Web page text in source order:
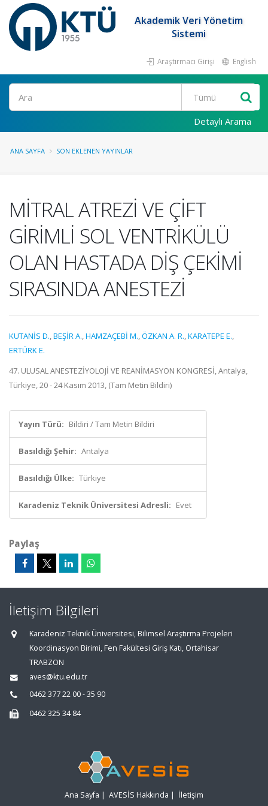
Akademik Veri Yönetim
Sistemi
Araştırmacı Girişi English
Ara
Detaylı Arama
ANA SAYFA SON EKLENEN YAYINLAR
MİTRAL ATREZİ VE ÇİFT
GİRİMLİ SOL VENTRİKÜLÜ
OLAN HASTADA DİŞ ÇEKİMİ
SIRASINDA ANESTEZİ
KUTANİS D.,BEŞİR A.,HAMZAÇEBİ M.,ÖZKAN A. R.,KARATEPE E.,
ERTÜRK E.
47. ULUSAL ANESTEZİYOLOJİ VE REANİMASYON KONGRESİ, Antalya,
Türkiye, 20 - 24 Kasım 2013, (Tam Metin Bildiri)
Yayın Türü: Bildiri / Tam Metin Bildiri
Basıldığı Şehir: Antalya
Basıldığı Ülke: Türkiye
Karadeniz Teknik Üniversitesi Adresli: Evet
Paylaş
İletişim Bilgileri
Karadeniz Teknik Üniversitesi, Bilimsel Araştırma Projeleri
Koordinasyon Birimi, Fen Fakültesi Giriş Katı, Ortahisar
TRABZON
aves@ktu.edu.tr
0462 377 22 00 - 35 90
0462 325 34 84
Ana Sayfa | AVESİS Hakkında | İletişim